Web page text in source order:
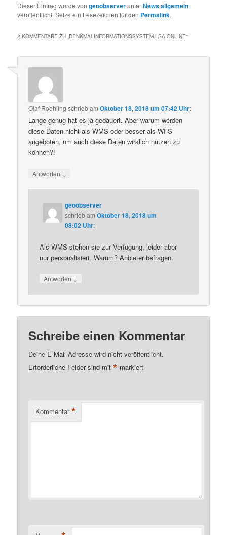
Dieser Eintrag wurde vongeoobserverunterNews allgemein
veröffentlicht. Setze ein Lesezeichen für den Permalink.
2 KOMMENTARE ZU „DENKMALINFORMATIONSSYSTEM LSA ONLINE“
Olaf Roehling schriebamOktober 18, 2018 um 07:42 Uhr:
Lange genug hat es ja gedauert. Aber warum werden
diese Daten nicht als WMS oder besser als WFS
angeboten, um auch diese Daten wirklich nutzen zu
können?!
Antworten ↓
geoobserver
schriebamOktober 18, 2018 um
08:02 Uhr:
Als WMS stehen sie zur Verfügung, leider aber
nur personalisiert. Warum? Anbieter befragen.
Antworten ↓
Schreibe einen Kommentar
Deine E-Mail-Adresse wird nicht veröffentlicht.
Erforderliche Felder sind mit* markiert
Kommentar *